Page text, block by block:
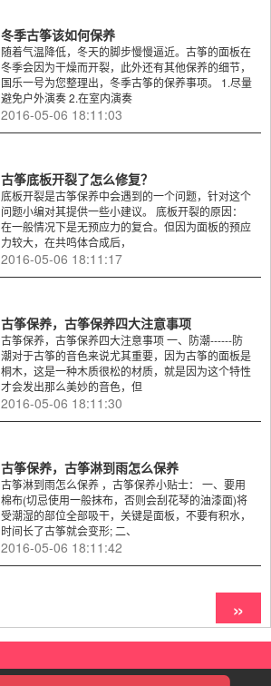
冬季古筝该如何保养
随着气温降低，冬天的脚步慢慢逼近。古筝的面板在
冬季会因为干燥而开裂，此外还有其他保养的细节，
国乐一号为您整理出，冬季古筝的保养事项。 1.尽量
避免户外演奏 2.在室内演奏
2016-05-06 18:11:03
古筝底板开裂了怎么修复？
底板开裂是古筝保养中会遇到的一个问题，针对这个
问题小编对其提供一些小建议。 底板开裂的原因：
在一般情况下是无预应力的复合。但因为面板的预应
力较大，在共鸣体合成后，
2016-05-06 18:11:17
古筝保养，古筝保养四大注意事项
古筝保养，古筝保养四大注意事项 一、防潮------防
潮对于古筝的音色来说尤其重要，因为古筝的面板是
桐木，这是一种木质很松的材质，就是因为这个特性
才会发出那么美妙的音色，但
2016-05-06 18:11:30
古筝保养，古筝淋到雨怎么保养
古筝淋到雨怎么保养 ，古筝保养小贴士： 一、要用
棉布(切忌使用一般抹布，否则会刮花琴的油漆面)将
受潮湿的部位全部吸干，关键是面板，不要有积水，
时间长了古筝就会变形; 二、
2016-05-06 18:11:42
»